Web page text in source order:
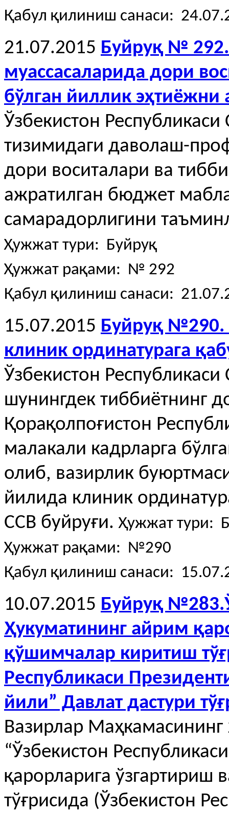
Қабул қилиниш санаси:
21.07.2015 Буйруқ №
муассасаларида дори
бўлган йиллик эҳтиёжни
Ўзбекистон
тизимидаги даволаш-
дори воситалари ва
ажратилган бюджет
самарадорлигини
Ҳужжат тури: Буйруқ
Ҳужжат рақами: № 292
Қабул қилиниш санаси:
15.07.2015 Буйруқ №290.
клиник ординатурага
Ўзбекистон
шунингдек тиббиётнинг
Қорақолпоғистон
малакали кадрларга
олиб, вазирлик
йилида клиник
ССВ буйруғи.Ҳужжат тури:
Ҳужжат рақами: №290
Қабул қилиниш санаси:
10.07.2015 Буйруқ
Ҳукуматининг айрим
қўшимчалар киритиш
Республикаси
йили” Давлат дастури
Вазирлар
“Ўзбекистон
қарорларига
тўғрисида (Ўзбекистон